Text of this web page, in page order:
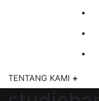
TENTANG KAMI +